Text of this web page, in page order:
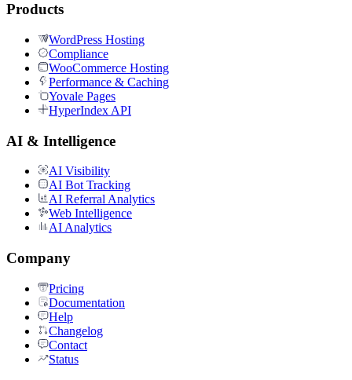
Products
WordPress Hosting
Compliance
WooCommerce Hosting
Performance & Caching
Yovale Pages
HyperIndex API
AI & Intelligence
AI Visibility
AI Bot Tracking
AI Referral Analytics
Web Intelligence
AI Analytics
Company
Pricing
Documentation
Help
Changelog
Contact
Status